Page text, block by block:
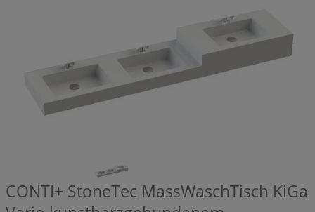
CONTI+ StoneTec MassWaschTisch KiGa